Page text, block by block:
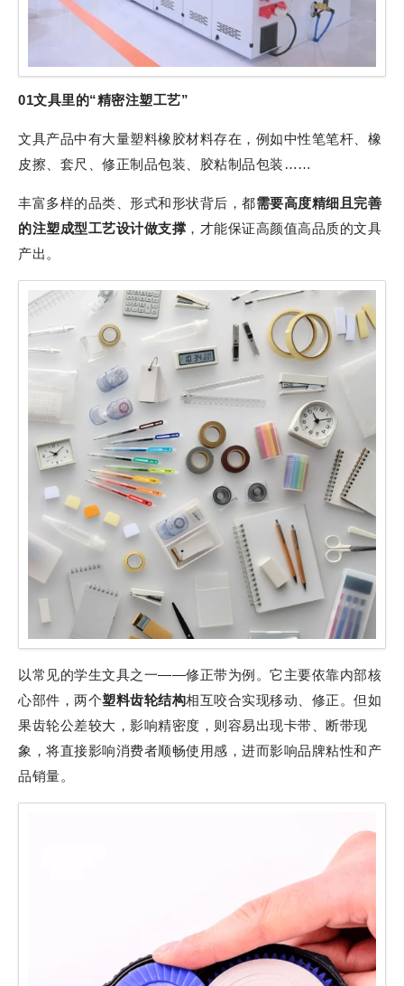
01文具里的“精密注塑工艺”
文具产品中有大量塑料橡胶材料存在，例如中性笔笔杆、橡
皮擦、套尺、修正制品包装、胶粘制品包装……
丰富多样的品类、形式和形状背后，都需要高度精细且完善
的注塑成型工艺设计做支撑 ，才能保证高颜值高品质的文具
产出。
以常见的学生文具之一——修正带为例。它主要依靠内部核
心部件，两个塑料齿轮结构相互咬合实现移动、修正。但如
果齿轮公差较大，影响精密度，则容易出现卡带、断带现
象，将直接影响消费者顺畅使用感，进而影响品牌粘性和产
品销量。